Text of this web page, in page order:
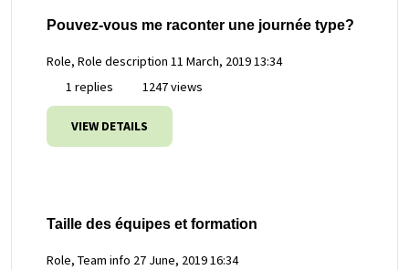
Pouvez-vous me raconter une journée type?
Role, Role description 11 March, 2019 13:34
1 replies
1247 views
VIEW DETAILS
Taille des équipes et formation
Role, Team info 27 June, 2019 16:34